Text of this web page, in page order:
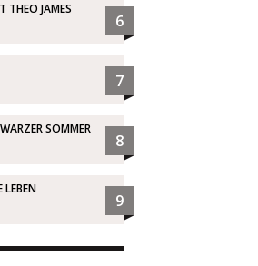
THEO JAMES
6
7
SOMMER
8
LEBEN
9